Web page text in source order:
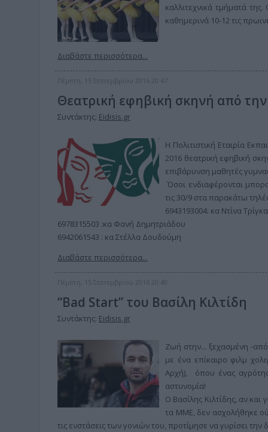
καλλιτεχνικά τμήματά
καθημερινά 10-12 τις
Διαβάστε περισσότερα...
Πέμπτη, 15 Σεπτεμβρίου 2016 20:47
Θεατρική εφηβική σκηνή από την
Συντάκτης: Eidisis.gr
Η Πολιτιστική Εταιρία
2016 θεατρική εφηβική
επιβάρυνση μαθητές
Όσοι ενδιαφέρονται
τις 30/9 στα παρακάτω
6943193004: κα Ντίνα Τρίγκα
6978315503 :κα Φανή Δημητριάδου
6942061543 : κα Στέλλα Δουδούμη
Διαβάστε περισσότερα...
Πέμπτη, 15 Σεπτεμβρίου 2016 20:40
“Bad Start” του Βασίλη Κιλτίδη
Συντάκτης: Eidisis.gr
Ζωή στην... ξεχασμένη -από
με ένα επίκαιρο φιλμ
Αρχή), όπου ένας αγρότης
αστυνομία!
Ο Βασίλης Κιλτίδης, αν
τα ΜΜΕ, δεν ασχολήθηκε
τις ενστάσεις των γονιών του, προτίμησε να γυρίσει την